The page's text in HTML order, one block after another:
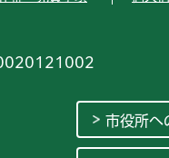
市役所へ